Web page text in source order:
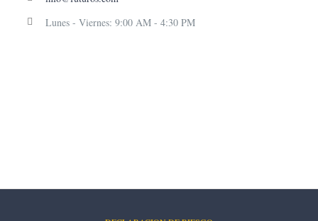
Lunes - Viernes: 9:00 AM - 4:30 PM